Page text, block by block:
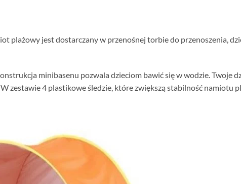
plażowy jest dostarczany w przenośnej torbie do przenoszenia,
minibasenu pozwala dzieciom bawić się w wodzie. Twoje
W zestawie 4 plastikowe śledzie, które zwiększą stabilność namiotu